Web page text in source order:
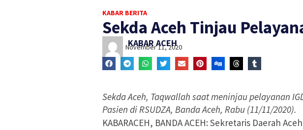
KABAR BERITA
Sekda Aceh Tinjau
KABAR ACEH
November 11, 2020
Sekda Aceh, Taqwallah saat meninjau pelayanan
Pasien di RSUDZA, Banda Aceh, Rabu (11/11/2020).
KABARACEH, BANDA ACEH: Sekretaris Daerah